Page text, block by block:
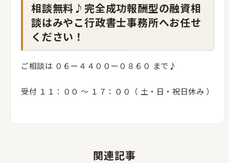
相談無料♪完全成功報酬型の融資相
談はみやこ行政書士事務所へお任せ
ください！
ご相談は ０６ー４４００ー０８６０ まで♪
受付 １１：００ 〜 １７：００（ 土・日・祝日休み ）
関連記事